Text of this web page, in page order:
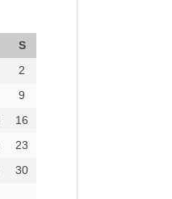
S
2
9
16
23
30